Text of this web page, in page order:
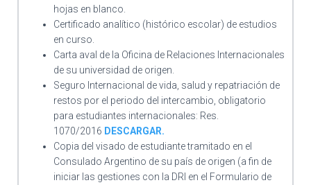
hojas en blanco.
Certificado analítico (histórico escolar) de estudios
en curso.
Carta aval de la Oficina de Relaciones Internacionales
de su universidad de origen.
Seguro Internacional de vida, salud y repatriación de
restos por el periodo del intercambio, obligatorio
para estudiantes internacionales: Res.
1070/2016 DESCARGAR.
Copia del visado de estudiante tramitado en el
Consulado Argentino de su país de origen (a fin de
iniciar las gestiones con la DRI en el Formulario de